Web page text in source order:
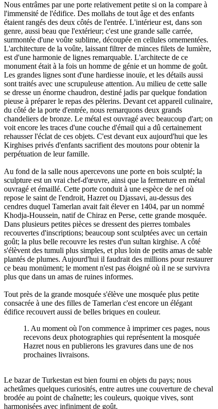
Nous entrâmes par une porte relativement petite si on la compare à
l'immensité de l'édifice. Des mollahs de tout âge et des enfants
étaient rangés des deux côtés de l'entrée. L'intérieur est, dans son
genre, aussi beau que l'extérieur; c'est une grande salle carrée,
surmontée d'une voûte sublime, découpée en cellules ornementées.
L'architecture de la voûte, laissant filtrer de minces filets de lumière,
est d'une harmonie de lignes remarquable. L'architecte de ce
monument était à la fois un homme de génie et un homme de goût.
Les grandes lignes sont d'une hardiesse inouïe, et les détails aussi
sont traités avec une scrupuleuse attention. Au milieu de cette salle
se dresse un énorme chaudron, destiné jadis par quelque fondation
pieuse à préparer le repas des pèlerins. Devant cet appareil culinaire,
du côté de la porte d'entrée, nous remarquons deux grands
chandeliers de bronze. Le métal est ouvragé avec beaucoup d'art; on
voit encore les traces d'une couche d'émail qui a dû certainement
rehausser l'éclat de ces objets. C'est devant eux aujourd'hui que les
Kirghises privés d'enfants sacrifient des moutons pour obtenir la
perpétuation de leur famille.
Au fond de la salle nous apercevons une porte en bois sculpté; la
sculpture est un vrai chef-d'œuvre, ainsi que la fermeture en métal
ouvragé et émaillé. Cette porte conduit à une espèce de nef où
repose le saint de l'endroit, Hazret ou Djassavi, au-dessus des
cendres duquel Tamerlan avait fait élever en 1404, par un nommé
Khodja-Houssein, natif de Chiraz en Perse, cette grande mosquée.
Dans plusieurs petites pièces se dressent des pierres tombales
recouvertes d'inscriptions; beaucoup sont sculptées avec un certain
goût; la plus belle recouvre les restes d'un sultan kirghise. A côté
s'élèvent des tumuli plus simples, et plus loin de petits amas de sable
plantés de plumes. Aujourd'hui il faudrait des millions pour restaurer
ce beau monüment; le moment n'est pas éloigné où il ne se survivra
plus que dans un amas de ruines informes.
Tout près de la grande mosquée s'élève une mosquée plus petite
consacrée à une des filles de Tamerlan c'est encore un élégant
édifice recouvert aussi de belles briques en couleur.
1. Au moment où l'on commence à imprimer ces pages, nous
recevons deux photographies qui représentent la mosquée
Hazret nous en publierons les gravures dans une de nos
prochaines livraisons.
Le bazar de Turkestan est bien fourni en objets du pays; nous
achetâmes quelques curiosités, entre autres une couverture de cheval
brodée au point de chaînette; les couleurs, quoique vives, sont
harmonisées avec infiniment de goût.